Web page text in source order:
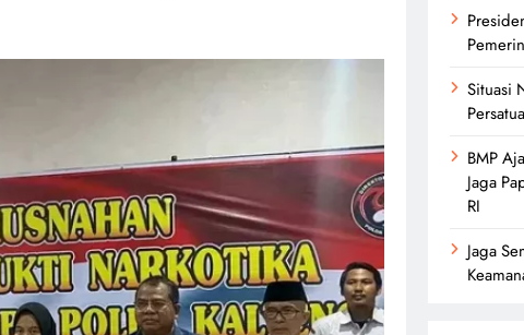
Situasi
BMP
Jaga
RI
Jaga